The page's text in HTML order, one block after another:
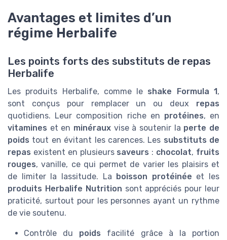
Avantages et limites d’un
régime Herbalife
Les points forts des substituts de repas
Herbalife
Les produits Herbalife, comme le shake Formula 1,
sont conçus pour remplacer un ou deux repas
quotidiens. Leur composition riche en protéines, en
vitamines et en minéraux vise à soutenir la perte de
poids tout en évitant les carences. Les substituts de
repas existent en plusieurs saveurs : chocolat, fruits
rouges, vanille, ce qui permet de varier les plaisirs et
de limiter la lassitude. La boisson protéinée et les
produits Herbalife Nutrition sont appréciés pour leur
praticité, surtout pour les personnes ayant un rythme
de vie soutenu.
Contrôle du poids facilité grâce à la portion